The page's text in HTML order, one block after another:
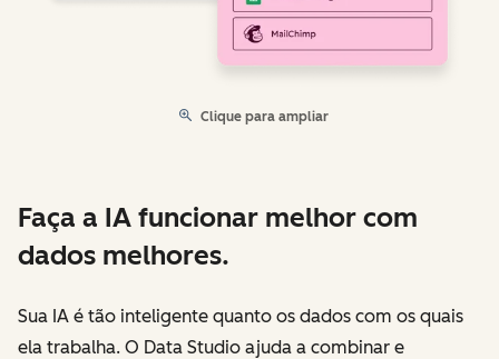
Clique para ampliar
Faça a IA funcionar melhor com
dados melhores.
Sua IA é tão inteligente quanto os dados com os quais
ela trabalha. O Data Studio ajuda a combinar e